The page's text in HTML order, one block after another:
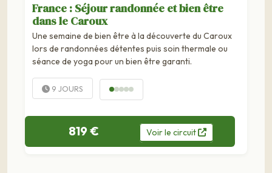
France : Séjour randonnée et bien être
dans le Caroux
Une semaine de bien être à la découverte du Caroux
lors de randonnées détentes puis soin thermale ou
séance de yoga pour un bien être garanti.
9 JOURS
819 € Voirle circuit